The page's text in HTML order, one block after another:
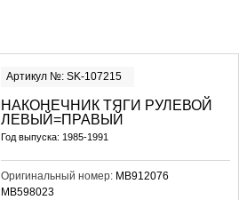
Артикул №: SK-107215
НАКОНЕЧНИК ТЯГИ РУЛЕВОЙ
ЛЕВЫЙ=ПРАВЫЙ
Год выпуска: 1985-1991
Оригинальный номер: MB912076
MB598023